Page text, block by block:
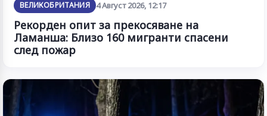
ВЕЛИКОБРИТАНИЯ 4 Август 2026, 12:17
Рекорден опит за прекосяване на
Ламанша: Близо 160 мигранти спасени
след пожар